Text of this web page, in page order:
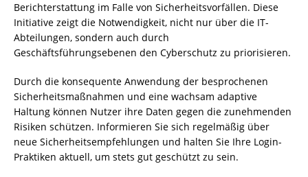
Berichterstattung im Falle von Sicherheitsvorfällen. Diese
Initiative zeigt die Notwendigkeit, nicht nur über die IT-
Abteilungen, sondern auch durch
Geschäftsführungsebenen den Cyberschutz zu priorisieren.
Durch die konsequente Anwendung der besprochenen
Sicherheitsmaßnahmen und eine wachsam adaptive
Haltung können Nutzer ihre Daten gegen die zunehmenden
Risiken schützen. Informieren Sie sich regelmäßig über
neue Sicherheitsempfehlungen und halten Sie Ihre Login-
Praktiken aktuell, um stets gut geschützt zu sein.